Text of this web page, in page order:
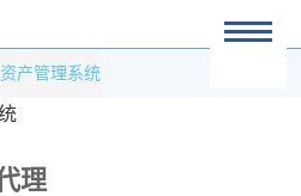
产管理系统
理